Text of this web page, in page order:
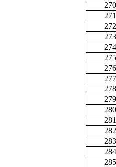
270
271
272
273
274
275
276
277
278
279
280
281
282
283
284
285